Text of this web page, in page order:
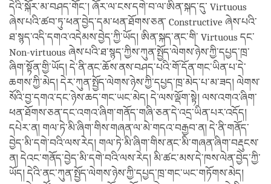
དེའི་སྐོར་མ་བཤད་གོང་། ཞོར་ལ་ངས་དགེ་བ་ལ་ཨིན་སྐད་དུ་ Virtuous
ཞེས་པའི་ཚབ་ཏུ་ཕན་བྱེད་དམ་ཕན་ཐོགས་ཅན་ Constructive ཞེས་པའི་
ཐ་སྙད་འདི་དགའ་འདེམས་བྱེད་ཀྱི་ཡོད། ཨིན་སྐད་ནང་གི་ Virtuous དང་
Non-virtuous ཞེས་པའི་ཐ་སྙད་ཀྱིས་ཀུན་སྤྱོད་ལེགས་ཉེས་ཀྱི་དཔྱད་ཁྲ་
ཞིག་སྟོན་གྱི་ཡོད། དེ་ནི་ནང་ཆོས་ནས་བཤད་པའི་གོ་དོན་གང་ཡིན་པ་དེ་
ཆགས་ཀྱི་མེད། དེར་ཀུན་སྤྱོད་ལེགས་ཉེས་ཀྱི་དཔྱད་ཁྲ་མེད་པ་མ་ཟད། ལེགས་
སོའི་བྱ་དགའ་དང་ཉེས་ཆད་གང་ཡང་མེད། དེ་ལས་ལྡོག་སྟེ། ལས་འགའ་ཞིག་
ཕན་ཐོགས་ཅན་དང་འགའ་ཞིག་གནོད་གཞི་ཅན་དེ་འདྲ་ཡིན་པར་འདོད།
དཔེར་ན། གལ་ཏེ་མི་ཞིག་གིས་གཞན་ལ་མེ་གདའ་བརྒྱབ་ན། དེ་ནི་གནོད་
བྱེད་མི་དགེ་བའི་ལས་རེད། གལ་ཏེ་མི་ཞིག་གིས་ནང་མི་གཞན་ཞིག་བརྡུངས་
ན། དེའང་གནོད་བྱེད་མི་དགེ་བའི་ལས་རེད། མི་ཚང་མས་དེ་ཁས་ལེན་བྱེད་ཀྱི་
ཡོད། དེའི་ནང་ཀུན་སྤྱོད་ལེགས་ཉེས་ཀྱི་དཔྱད་ཁྲ་གང་ཡང་གཏོགས་མེད།